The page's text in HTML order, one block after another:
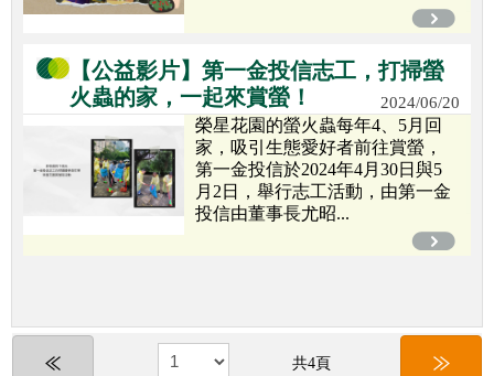
【公益影片】第一金投信志工，打掃螢
火蟲的家，一起來賞螢！
2024/06/20
榮星花園的螢火蟲每年4、5月回
家，吸引生態愛好者前往賞螢，
第一金投信於2024年4月30日與5
月2日，舉行志工活動，由第一金
投信由董事長尤昭...
共4頁